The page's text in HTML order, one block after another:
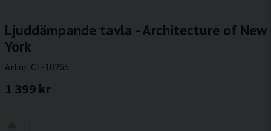
Ljuddämpande tavla - Architecture of New
York
Artnr: CF-10265
1 399 kr